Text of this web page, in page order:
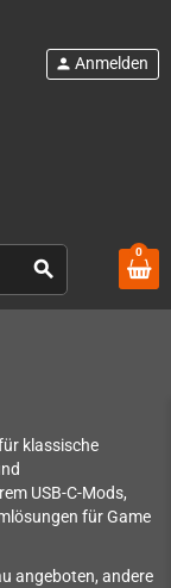
search
person Anmelden
0
klassische
USB-C-Mods,
für Game
angeboten, andere